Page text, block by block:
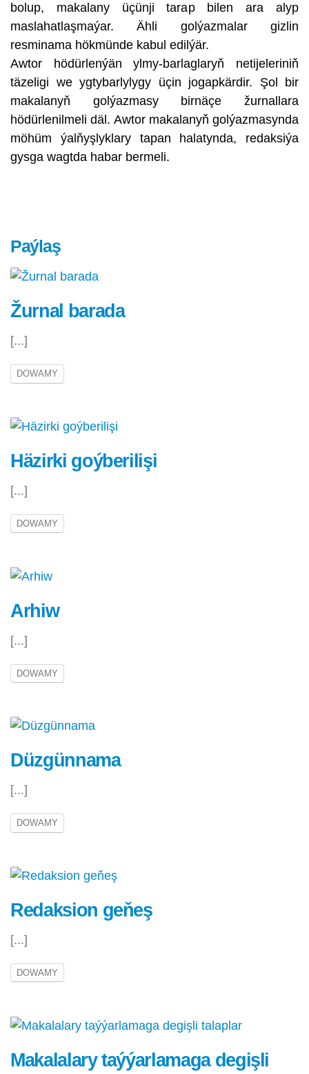
bolup, makalany üçünji tarap bilen ara alyp
maslahatlaşmaýar. Ähli golýazmalar gizlin
resminama hökmünde kabul edilýär.
Awtor hödürlenýän ylmy-barlaglaryň netijeleriniň
täzeligi we ygtybarlylygy üçin jogapkärdir. Şol bir
makalanyň golýazmasy birnäçe žurnallara
hödürlenilmeli däl. Awtor makalanyň golýazmasynda
möhüm ýalňyşlyklary tapan halatynda, redaksiýa
gysga wagtda habar bermeli.
Paýlaş
Žurnal barada
[...]
DOWAMY
Häzirki goýberilişi
[...]
DOWAMY
Arhiw
[...]
DOWAMY
Düzgünnama
[...]
DOWAMY
Redaksion geňeş
[...]
DOWAMY
Makalalary taýýarlamaga degişli